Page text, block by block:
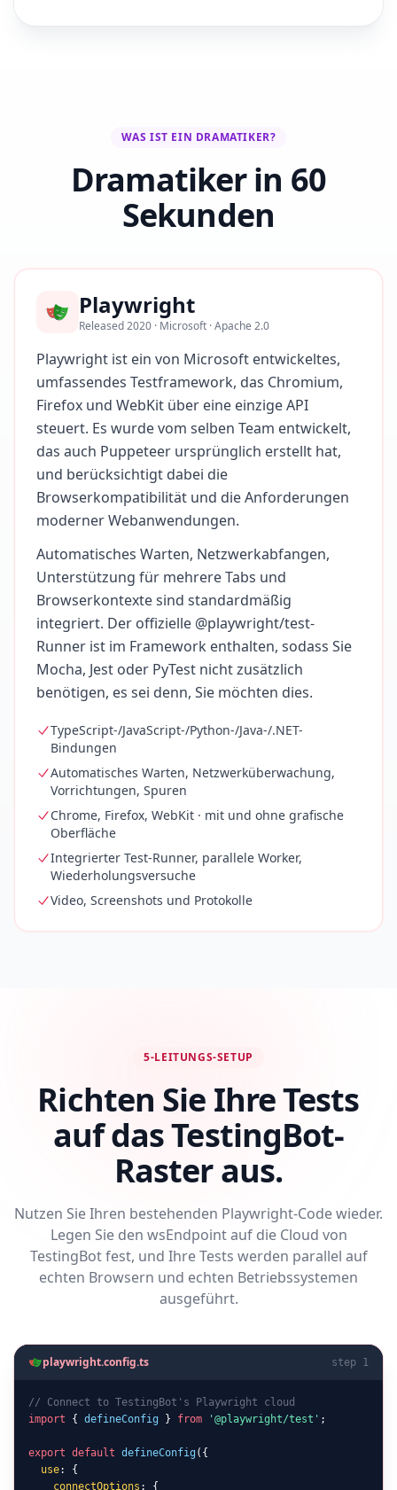
WAS IST EIN DRAMATIKER?
Dramatiker in 60
Sekunden
Playwright
Released 2020 · Microsoft · Apache 2.0
Playwright ist ein von Microsoft entwickeltes,
umfassendes Testframework, das Chromium,
Firefox und WebKit über eine einzige API
steuert. Es wurde vom selben Team entwickelt,
das auch Puppeteer ursprünglich erstellt hat,
und berücksichtigt dabei die
Browserkompatibilität und die Anforderungen
moderner Webanwendungen.
Automatisches Warten, Netzwerkabfangen,
Unterstützung für mehrere Tabs und
Browserkontexte sind standardmäßig
integriert. Der offizielle @playwright/test-
Runner ist im Framework enthalten, sodass Sie
Mocha, Jest oder PyTest nicht zusätzlich
benötigen, es sei denn, Sie möchten dies.
TypeScript-/JavaScript-/Python-/Java-/.NET-
Bindungen
Automatisches Warten, Netzwerküberwachung,
Vorrichtungen, Spuren
Chrome, Firefox, WebKit · mit und ohne grafische
Oberfläche
Integrierter Test-Runner, parallele Worker,
Wiederholungsversuche
Video, Screenshots und Protokolle
5-LEITUNGS-SETUP
Richten Sie Ihre Tests
auf das TestingBot-
Raster aus.
Nutzen Sie Ihren bestehenden Playwright-Code wieder.
Legen Sie den wsEndpoint auf die Cloud von
TestingBot fest, und Ihre Tests werden parallel auf
echten Browsern und echten Betriebssystemen
ausgeführt.
playwright.config.ts step 1
// Connect to TestingBot's Playwright cloud
import { defineConfig } from '@playwright/test' ;
export default defineConfig ({
use: {
connectOptions : {